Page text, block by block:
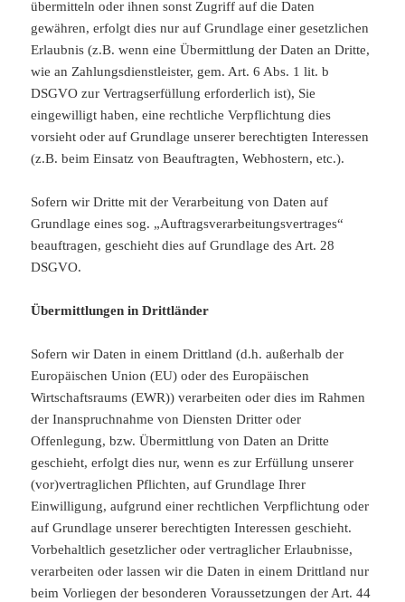
übermitteln oder ihnen sonst Zugriff auf die Daten
gewähren, erfolgt dies nur auf Grundlage einer gesetzlichen
Erlaubnis (z.B. wenn eine Übermittlung der Daten an Dritte,
wie an Zahlungsdienstleister, gem. Art. 6 Abs. 1 lit. b
DSGVO zur Vertragserfüllung erforderlich ist), Sie
eingewilligt haben, eine rechtliche Verpflichtung dies
vorsieht oder auf Grundlage unserer berechtigten Interessen
(z.B. beim Einsatz von Beauftragten, Webhostern, etc.).
Sofern wir Dritte mit der Verarbeitung von Daten auf
Grundlage eines sog. „Auftragsverarbeitungsvertrages“
beauftragen, geschieht dies auf Grundlage des Art. 28
DSGVO.
Übermittlungen in Drittländer
Sofern wir Daten in einem Drittland (d.h. außerhalb der
Europäischen Union (EU) oder des Europäischen
Wirtschaftsraums (EWR)) verarbeiten oder dies im Rahmen
der Inanspruchnahme von Diensten Dritter oder
Offenlegung, bzw. Übermittlung von Daten an Dritte
geschieht, erfolgt dies nur, wenn es zur Erfüllung unserer
(vor)vertraglichen Pflichten, auf Grundlage Ihrer
Einwilligung, aufgrund einer rechtlichen Verpflichtung oder
auf Grundlage unserer berechtigten Interessen geschieht.
Vorbehaltlich gesetzlicher oder vertraglicher Erlaubnisse,
verarbeiten oder lassen wir die Daten in einem Drittland nur
beim Vorliegen der besonderen Voraussetzungen der Art. 44